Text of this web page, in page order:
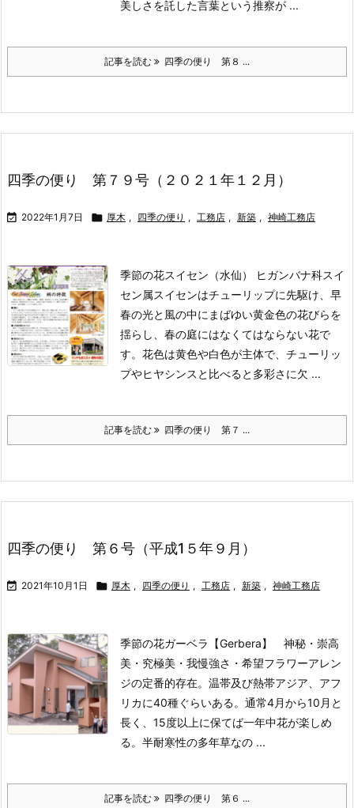
美しさを託した言葉という推察が ...
記事を読む 四季の便り 第８ ...
四季の便り 第７９号（２０２１年１２月）
 2022年1月7日  厚木 , 四季の便り , 工務店 , 新築 , 神崎工務店
季節の花スイセン（水仙） ヒガンバナ科スイ
セン属スイセンはチューリップに先駆け、早
春の光と風の中にまばゆい黄金色の花びらを
揺らし、春の庭にはなくてはならない花で
す。花色は黄色や白色が主体で、チューリッ
プやヒヤシンスと比べると多彩さに欠 ...
記事を読む 四季の便り 第７ ...
四季の便り 第６号（平成1５年９月）
 2021年10月1日  厚木 , 四季の便り , 工務店 , 新築 , 神崎工務店
季節の花ガーベラ【Gerbera】 神秘・崇高
美・究極美・我慢強さ・希望フラワーアレン
ジの定番的存在。温帯及び熱帯アジア、アフ
リカに40種ぐらいある。通常4月から10月と
長く、15度以上に保てば一年中花が楽しめ
る。半耐寒性の多年草なの ...
記事を読む 四季の便り 第６ ...